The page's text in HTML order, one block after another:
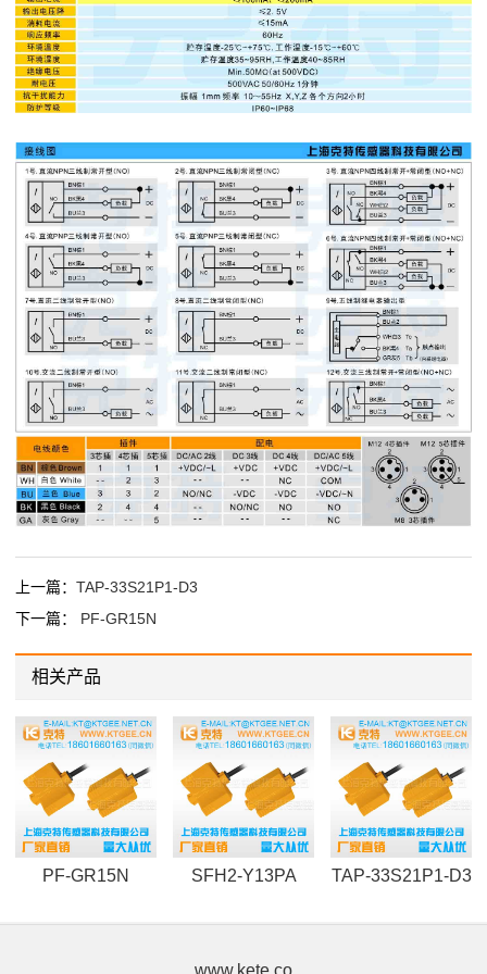
上一篇： TAP-33S21P1-D3
下一篇： PF-GR15N
相关产品
PF-GR15N SFH2-Y13PA TAP-33S21P1-D3
www.kete.co